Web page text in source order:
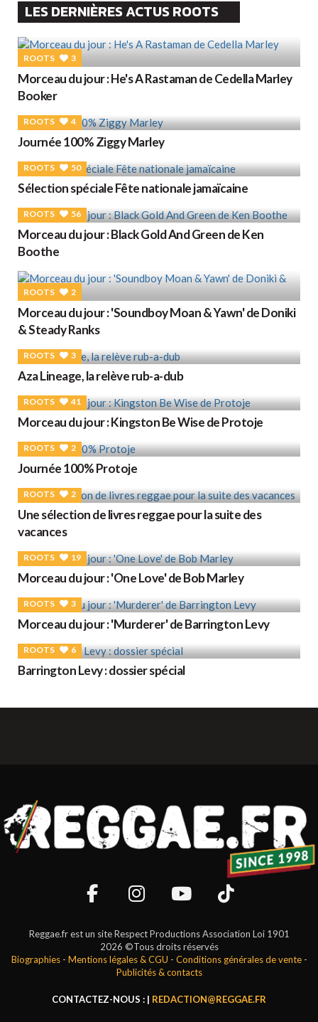
LES DERNIÈRES ACTUS ROOTS
ROOTS 3
Morceau du jour : He's A Rastaman de Cedella Marley
Booker
ROOTS 4
Journée 100% Ziggy Marley
ROOTS 50
Sélection spéciale Fête nationale jamaïcaine
ROOTS 56
Morceau du jour : Black Gold And Green de Ken
Boothe
ROOTS 2
Morceau du jour : 'Soundboy Moan & Yawn' de Doniki
& Steady Ranks
ROOTS 3
Aza Lineage, la relève rub-a-dub
ROOTS 41
Morceau du jour : Kingston Be Wise de Protoje
ROOTS 2
Journée 100% Protoje
ROOTS 2
Une sélection de livres reggae pour la suite des
vacances
ROOTS 19
Morceau du jour : 'One Love' de Bob Marley
ROOTS 3
Morceau du jour : 'Murderer' de Barrington Levy
ROOTS 6
Barrington Levy : dossier spécial
Reggae.fr est un site Respect Productions Association Loi 1901
2026 ©Tous droits réservés
Biographies- Mentions légales & CGU - Conditions générales de vente-
Publicités & contacts
CONTACTEZ-NOUS : | REDACTION@REGGAE.FR